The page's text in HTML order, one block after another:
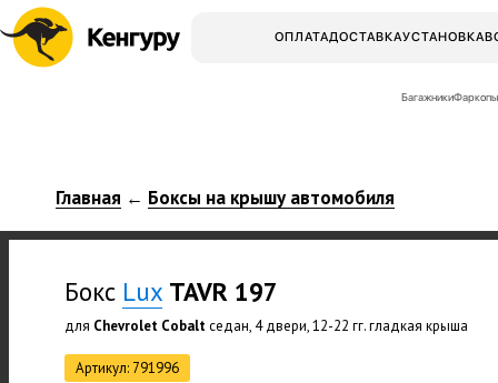
ОПЛАТАДОСТАВКАУСТАНОВКА
БагажникиФаркопы
Главная ← Боксы на крышу автомобиля
Бокс Lux TAVR 197
для Chevrolet Cobaltседан, 4 двери, 12-22 гг. гладкая крыша
Артикул: 791996